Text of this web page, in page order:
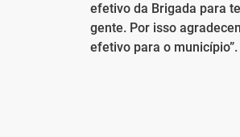
efetivo da Brigada para
gente. Por isso
efetivo para o município”.